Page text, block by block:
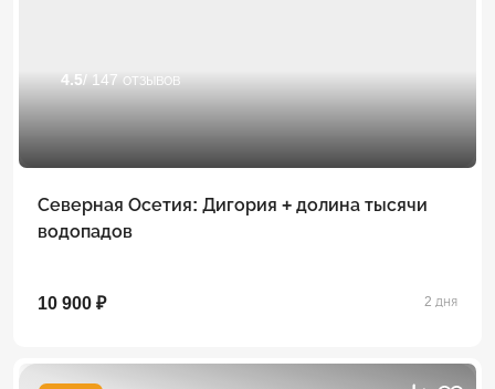
4.5/ 147 отзывов
Северная Осетия: Дигория + долина тысячи
водопадов
10 900 ₽ 2 дня